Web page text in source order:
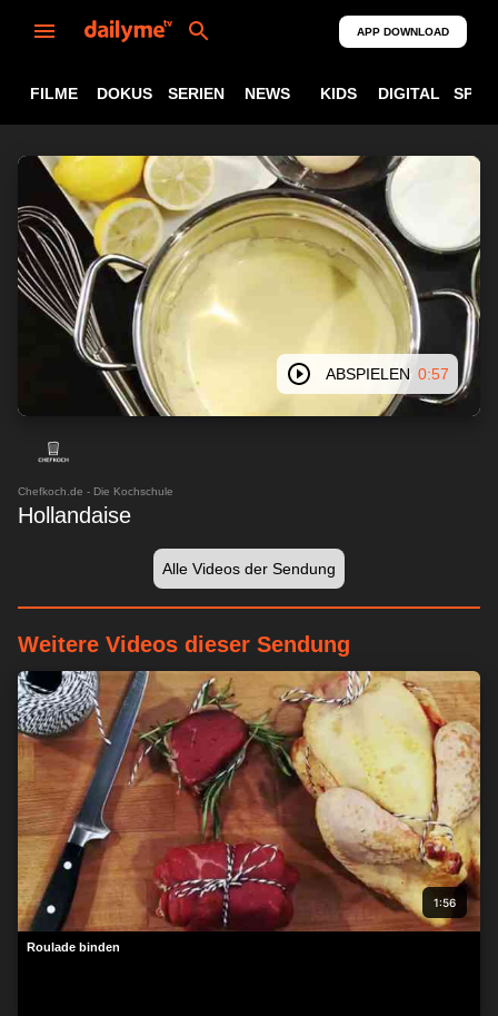
APP DOWNLOAD
FILME DOKUS SERIEN NEWS KIDS DIGITAL
ABSPIELEN 0:57
Chefkoch.de - Die Kochschule
Hollandaise
Alle Videos der Sendung
Weitere Videos dieser Sendung
1:56
Roulade binden